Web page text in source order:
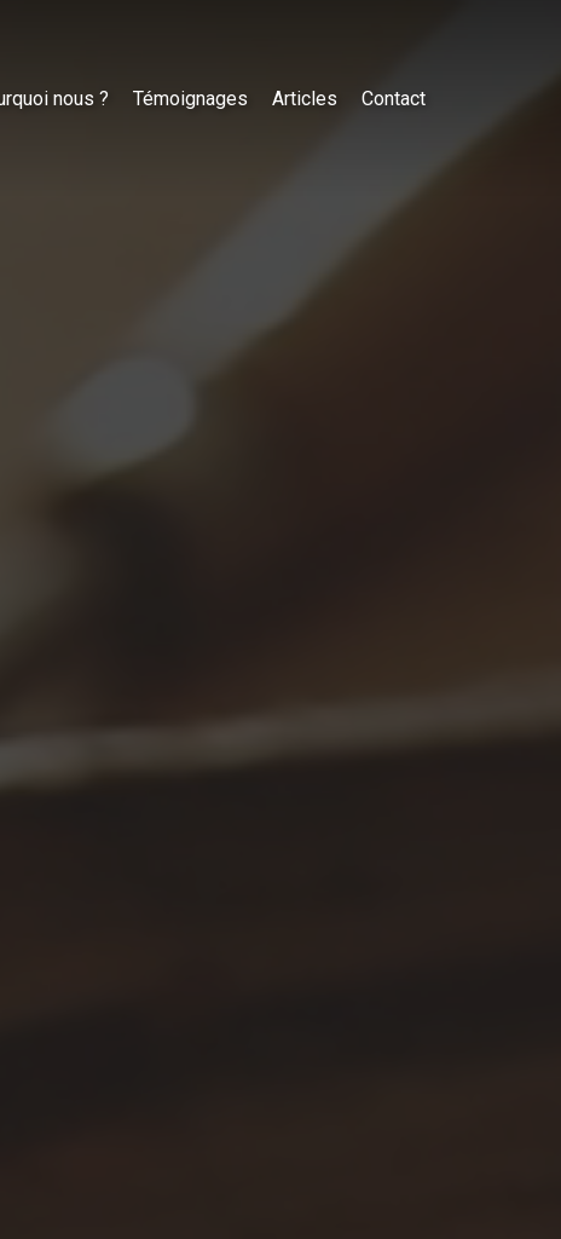
nous ? Témoignages Articles Contact